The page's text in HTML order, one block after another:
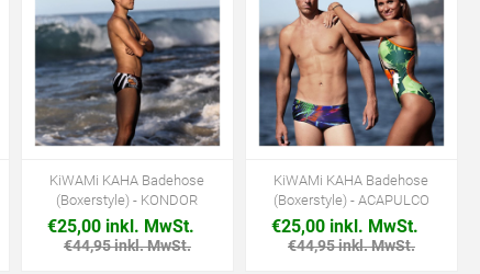
KiWAMi KAHA Badehose
(Boxerstyle) - KONDOR
€25,00 inkl. MwSt.
€44,95 inkl. MwSt.
KiWAMi KAHA Badehose
(Boxerstyle) - ACAPULCO
€25,00 inkl. MwSt.
€44,95 inkl. MwSt.